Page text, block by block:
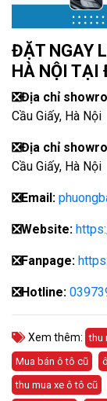
ĐẶT NGAY
HÀ NỘI TẠI
❎Địa chỉ
Cầu Giấy, Hà Nội
❎Địa chỉ
Cầu Giấy, Hà Nội
❎Email:
❎Website:
❎Fanpage:
❎Hotline:
Xem thêm: thu
Mua bán ô tô cũ
thu mua xe ô tô cũ